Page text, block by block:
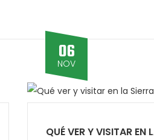
06
NOV
QUÉ VER Y VISITAR EN